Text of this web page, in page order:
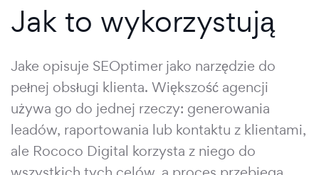
Jak to wykorzystują
Jake opisuje SEOptimer jako narzędzie do
pełnej obsługi klienta. Większość agencji
używa go do jednej rzeczy: generowania
leadów, raportowania lub kontaktu z klientami,
ale Rococo Digital korzysta z niego do